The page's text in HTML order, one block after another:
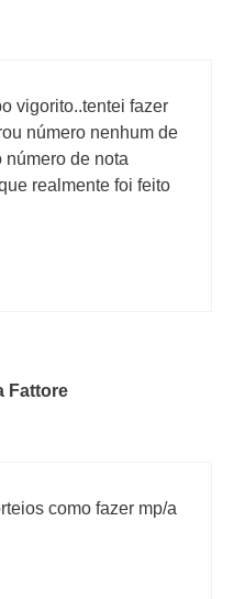
vigorito..tentei fazer
número nenhum de
de nota
realmente foi feito
Fattore
como fazer mp/a